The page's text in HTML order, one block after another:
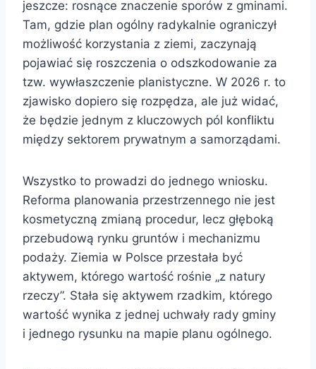
jeszcze: rosnące znaczenie sporów z gminami.
Tam, gdzie plan ogólny radykalnie ograniczył
możliwość korzystania z ziemi, zaczynają
pojawiać się roszczenia o odszkodowanie za
tzw. wywłaszczenie planistyczne. W 2026 r. to
zjawisko dopiero się rozpędza, ale już widać,
że będzie jednym z kluczowych pól konfliktu
między sektorem prywatnym a samorządami.
Wszystko to prowadzi do jednego wniosku.
Reforma planowania przestrzennego nie jest
kosmetyczną zmianą procedur, lecz głęboką
przebudową rynku gruntów i mechanizmu
podaży. Ziemia w Polsce przestała być
aktywem, którego wartość rośnie „z natury
rzeczy”. Stała się aktywem rzadkim, którego
wartość wynika z jednej uchwały rady gminy
i jednego rysunku na mapie planu ogólnego.